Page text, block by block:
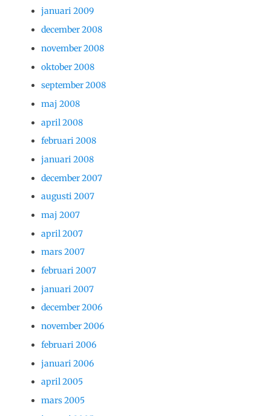
januari 2009
december 2008
november 2008
oktober 2008
september 2008
maj 2008
april 2008
februari 2008
januari 2008
december 2007
augusti 2007
maj 2007
april 2007
mars 2007
februari 2007
januari 2007
december 2006
november 2006
februari 2006
januari 2006
april 2005
mars 2005